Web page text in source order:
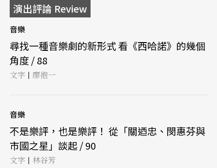
演出評論 Review
音樂
尋找一種音樂劇的新形式 看《西哈諾》的幾個
角度 / 88
文字 | 廖抱一
音樂
不是樂評，也是樂評！ 從「關迺忠、閔惠芬與
市國之星」談起 / 90
文字 | 林谷芳